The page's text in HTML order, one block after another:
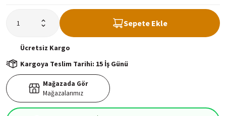
Sepete Ekle
Ücretsiz Kargo
Kargoya Teslim Tarihi: 15 İş Günü
Mağazada Gör
Mağazalarımız